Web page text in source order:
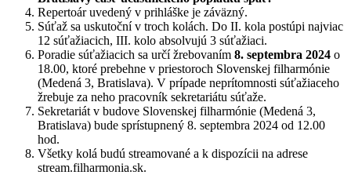
Repertoár uvedený v prihláške je záväzný.
Súťaž sa uskutoční v troch kolách. Do II. kola postúpi najviac
12 súťažiacich, III. kolo absolvujú 3 súťažiaci.
Poradie súťažiacich sa určí žrebovaním 8. septembra 2024 o
18.00, ktoré prebehne v priestoroch Slovenskej filharmónie
(Medená 3, Bratislava). V prípade neprítomnosti súťažiaceho
žrebuje za neho pracovník sekretariátu súťaže.
Sekretariát v budove Slovenskej filharmónie (Medená 3,
Bratislava) bude sprístupnený 8. septembra 2024 od 12.00
hod.
Všetky kolá budú streamované a k dispozícii na adrese
stream.filharmonia.sk.